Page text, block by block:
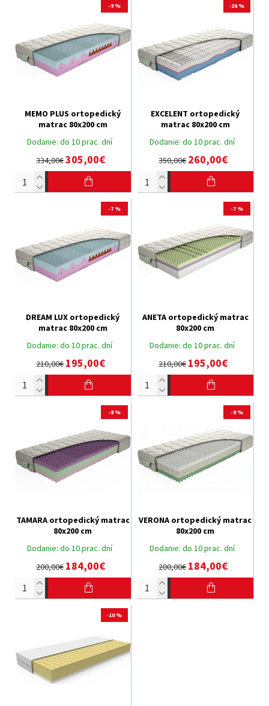
-9 %
Dodanie: do 10 prac. dní
MEMO PLUS ortopedický
matrac 80x200 cm
334,00€305,00€
-26 %
Dodanie: do 10 prac. dní
EXCELENT ortopedický
matrac 80x200 cm
350,00€260,00€
-7 %
Dodanie: do 10 prac. dní
DREAM LUX ortopedický
matrac 80x200 cm
210,00€195,00€
-7 %
Dodanie: do 10 prac. dní
ANETA ortopedický matrac
80x200 cm
210,00€195,00€
-8 %
Dodanie: do 10 prac. dní
TAMARA ortopedický matrac
80x200 cm
200,00€184,00€
-8 %
Dodanie: do 10 prac. dní
VERONA ortopedický matrac
80x200 cm
200,00€184,00€
-10 %